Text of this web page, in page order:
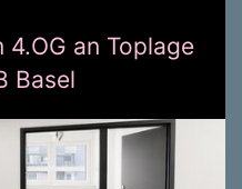
4.OG an Toplage
Basel